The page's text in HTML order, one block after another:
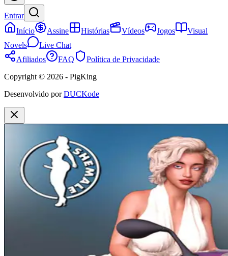
Entrar
Início
Assine Histórias Vídeos Jogos
Visual
Novels
Live Chat
Afiliados
FAQ
Política de Privacidade
Copyright © 2026 - PigKing
Desenvolvido por DUCKode